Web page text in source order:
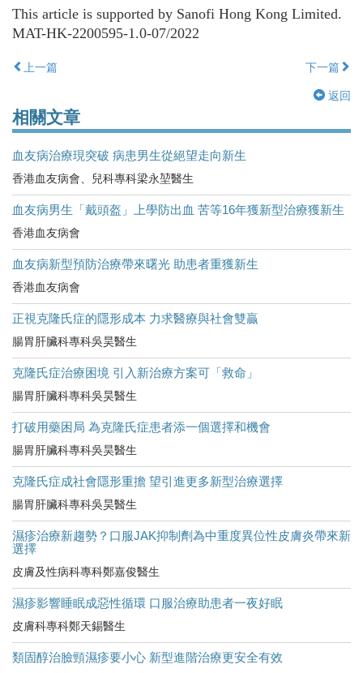
This article is supported by Sanofi Hong Kong Limited.
MAT-HK-2200595-1.0-07/2022
上一篇 下一篇
返回
相關文章
血友病治療現突破 病患男生從絕望走向新生
香港血友病會、兒科專科梁永堃醫生
血友病男生「戴頭盔」上學防出血 苦等16年獲新型治療獲新生
香港血友病會
血友病新型預防治療帶來曙光 助患者重獲新生
香港血友病會
正視克隆氏症的隱形成本 力求醫療與社會雙贏
腸胃肝臟科專科吳昊醫生
克隆氏症治療困境 引入新治療方案可「救命」
腸胃肝臟科專科吳昊醫生
打破用藥困局 為克隆氏症患者添一個選擇和機會
腸胃肝臟科專科吳昊醫生
克隆氏症成社會隱形重擔 望引進更多新型治療選擇
腸胃肝臟科專科吳昊醫生
濕疹治療新趨勢？口服JAK抑制劑為中重度異位性皮膚炎帶來新
選擇
皮膚及性病科專科鄭嘉俊醫生
濕疹影響睡眠成惡性循環 口服治療助患者一夜好眠
皮膚科專科鄭天錫醫生
類固醇治臉頸濕疹要小心 新型進階治療更安全有效